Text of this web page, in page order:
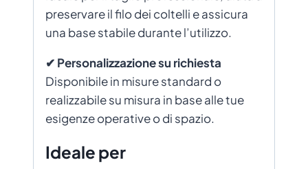
preservare il filo dei coltelli e assicura
una base stabile durante l’utilizzo.
✔ Personalizzazione su richiesta
Disponibile in misure standard o
realizzabile su misura in base alle tue
esigenze operative o di spazio.
Ideale per